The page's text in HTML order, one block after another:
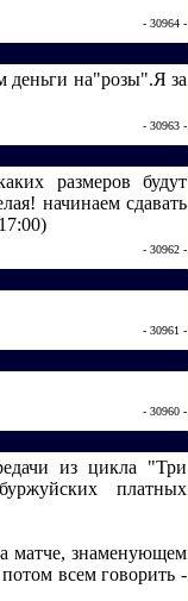
- 30964 -
деньги на"розы".Я за
- 30963 -
размеров будут
начинаем сдавать
- 30962 -
- 30961 -
- 30960 -
из цикла "Три
платных
матче, знаменующем
всем говорить -